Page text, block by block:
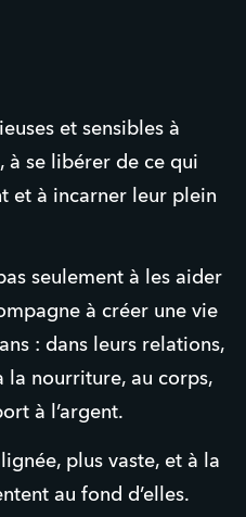
et sensibles à
à se libérer de ce qui
et à incarner leur plein
seulement à les aider
à créer une vie
: dans leurs relations,
la nourriture, au corps,
à l’argent.
plus vaste, et à la
au fond d’elles.